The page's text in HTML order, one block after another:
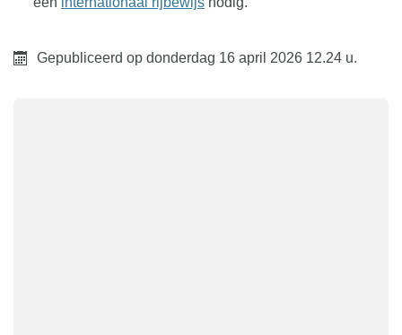
Gepubliceerd op donderdag 16 april 2026 12.24 u.